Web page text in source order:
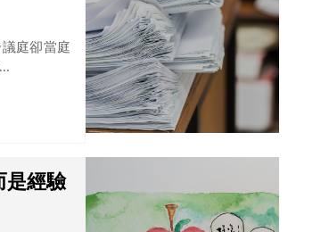
庭卻當庭
是經驗